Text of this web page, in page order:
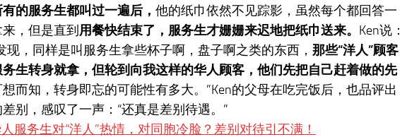
的服务生都叫过一遍后， 他的纸巾依然不见踪影，虽然每个都回答一
，但是直到 用餐快结束了，服务生才姗姗来迟地把纸巾送来。 Ken说：
现，同样是叫服务生拿些杯子啊，盘子啊之类的东西， 那些“洋人”顾客
生转身就拿，但轮到向我这样的华人顾客，他们先把自己赶着做的先
而知，转身即忘的可能性有多大。”Ken的父母在吃完饭后，也品评出
别，感叹了一声：“还真是差别待遇。”